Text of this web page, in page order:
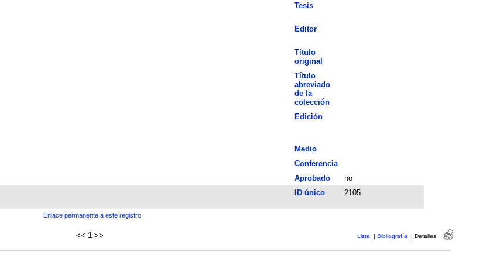
Tesis
Editor
Título
original
Título
abreviado
de la
colección
Edición
Medio
Conferencia
Aprobado
no
ID único 2105
Enlace permanente a este registro
<< 1 >> Lista | Bibliografía | Detalles